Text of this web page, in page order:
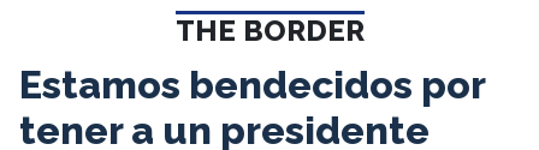
THE BORDER
Estamos bendecidos por
tener a un presidente